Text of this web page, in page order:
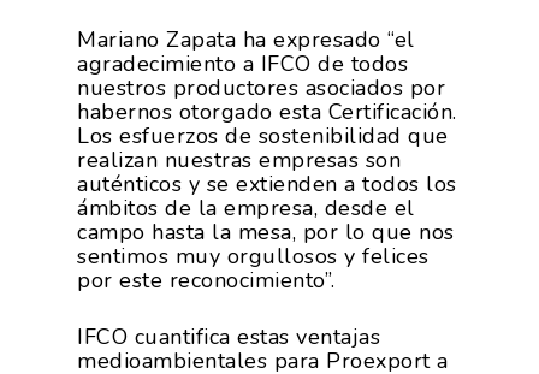
Mariano Zapata ha expresado “el
agradecimiento a IFCO de todos
nuestros productores asociados por
habernos otorgado esta Certificación.
Los esfuerzos de sostenibilidad que
realizan nuestras empresas son
auténticos y se extienden a todos los
ámbitos de la empresa, desde el
campo hasta la mesa, por lo que nos
sentimos muy orgullosos y felices
por este reconocimiento”.
IFCO cuantifica estas ventajas
medioambientales para Proexport a